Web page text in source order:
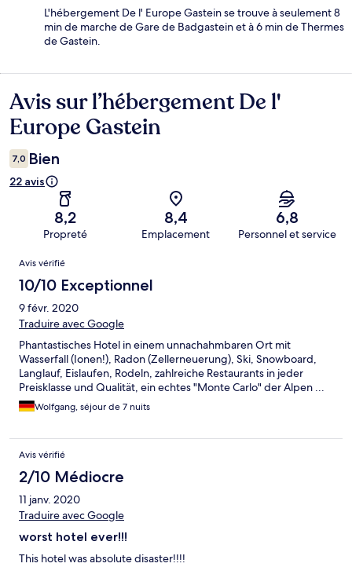
L'hébergement De l' Europe Gastein se trouve à seulement 8
min de marche de Gare de Badgastein et à 6 min de Thermes
de Gastein.
Avis
Avis sur l’hébergement De l'
Europe Gastein
7,0 Bien
22 avis
8,2
Propreté
8,4
Emplacement
6,8
Personnel et service
Avis
Avis vérifié
10/10 Exceptionnel
9 févr. 2020
Traduire avec Google
Phantastisches Hotel in einem unnachahmbaren Ort mit
Wasserfall (Ionen!), Radon (Zellerneuerung), Ski, Snowboard,
Langlauf, Eislaufen, Rodeln, zahlreiche Restaurants in jeder
Preisklasse und Qualität, ein echtes "Monte Carlo" der Alpen ...
Wolfgang, séjour de 7 nuits
Avis vérifié
2/10 Médiocre
11 janv. 2020
Traduire avec Google
worst hotel ever!!!
This hotel was absolute disaster!!!!